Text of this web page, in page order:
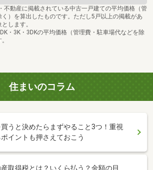
不動産に掲載されている中古一戸建ての平均価格（管
）を算出したものです。ただし5戸以上の掲載があ
します。
・3K・3DKの平均価格（管理費・駐車場代などを除
住まいのコラム
うと決めたらまずやること3つ！重視
イントも押さえておこう
取得税とは？いくら払う？金額の目